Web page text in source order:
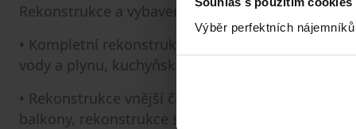
Výběr perfektních
Rekonstrukce a vybavení
• Kompletní rekonstrukce interiéru (2015): nové
vody a plynu, kuchyňská linka, podlahy,
• Rekonstrukce vnější části domu a střechy
balkony, rekonstrukce sklepa